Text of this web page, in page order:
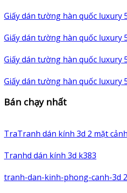
Giấy dán tường hàn quốc luxury
Giấy dán tường hàn quốc luxury
Giấy dán tường hàn quốc luxury
Giấy dán tường hàn quốc luxury
Bán chạy nhất
TraTranh dán kính 3d 2 mặt
Tranhd dán kính 3d k383
tranh-dan-kinh-phong-canh-3d